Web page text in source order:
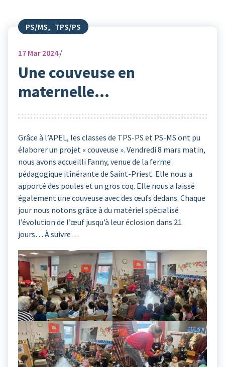
PS/MS, TPS/PS
17 Mar 2024
Une couveuse en
maternelle…
Grâce à l’APEL, les classes de TPS-PS et PS-MS ont pu
élaborer un projet « couveuse ». Vendredi 8 mars matin,
nous avons accueilli Fanny, venue de la ferme
pédagogique itinérante de Saint-Priest. Elle nous a
apporté des poules et un gros coq. Elle nous a laissé
également une couveuse avec des œufs dedans. Chaque
jour nous notons grâce à du matériel spécialisé
l’évolution de l’œuf jusqu’à leur éclosion dans 21
jours… À suivre…